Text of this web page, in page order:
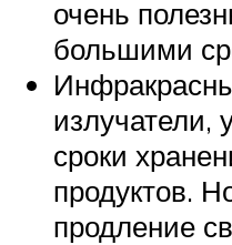
очень
большими
сроки
продуктов.
продление